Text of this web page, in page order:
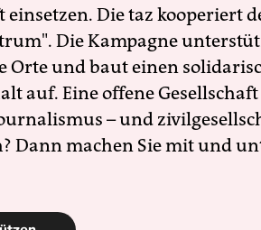
einsetzen. Die taz kooperiert
Die Kampagne
Orte und baut einen
auf. Eine offene
– und
Dann machen Sie mit und